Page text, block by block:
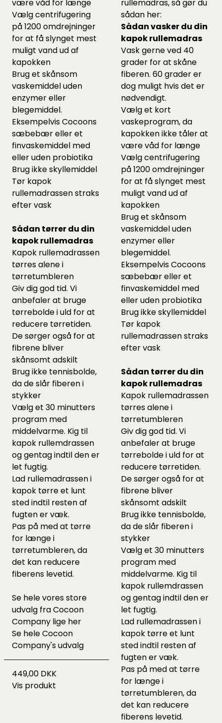
være våd for længe
Vælg centrifugering
på 1200 omdrejninger
for at få slynget mest
muligt vand ud af
kapokken
Brug et skånsom
vaskemiddel uden
enzymer eller
blegemiddel.
Eksempelvis Cocoons
sæbebæreller et
finvaskemiddel med
eller uden probiotika
Brug ikke skyllemiddel
Tør kapok
rullemadrassen straks
efter vask
Sådan tørrer du din
kapok rullemadras
Kapok rullemadrassen
tørres alene i
tørretumbleren
Giv dig god tid. Vi
anbefaler at bruge
tørreboldei uld for at
reducere tørretiden.
De sørger også for at
fibrene bliver
skånsomt adskilt
Brug ikke tennisbolde,
da de slår fiberen i
stykker
Vælg et 30 minutters
program med
middelvarme. Kig til
kapok rullemdrassen
og gentag indtil den er
let fugtig.
Lad rullemadrassen i
kapok tørre et lunt
sted indtil resten af
fugten er væk.
Pas på med at tørre
for længe i
tørretumbleren, da
det kan reducere
fiberens levetid.
Se hele vores store
udvalg fra Cocoon
Company lige her
Se heleCocoon
Company's udvalg
449,00 DKK
Vis produkt
rullemadras, så gør du
sådan her:
Sådan vasker du din
kapok rullemadras
Vask gerne ved 40
grader for at skåne
fiberen. 60 grader er
dog muligt hvis det er
nødvendigt.
Vælg et kort
vaskeprogram, da
kapokken ikke tåler at
være våd for længe
Vælg centrifugering
på 1200 omdrejninger
for at få slynget mest
muligt vand ud af
kapokken
Brug et skånsom
vaskemiddel uden
enzymer eller
blegemiddel.
Eksempelvis Cocoons
sæbebæreller et
finvaskemiddel med
eller uden probiotika
Brug ikke skyllemiddel
Tør kapok
rullemadrassen straks
efter vask
Sådan tørrer du din
kapok rullemadras
Kapok rullemadrassen
tørres alene i
tørretumbleren
Giv dig god tid. Vi
anbefaler at bruge
tørreboldei uld for at
reducere tørretiden.
De sørger også for at
fibrene bliver
skånsomt adskilt
Brug ikke tennisbolde,
da de slår fiberen i
stykker
Vælg et 30 minutters
program med
middelvarme. Kig til
kapok rullemdrassen
og gentag indtil den er
let fugtig.
Lad rullemadrassen i
kapok tørre et lunt
sted indtil resten af
fugten er væk.
Pas på med at tørre
for længe i
tørretumbleren, da
det kan reducere
fiberens levetid.